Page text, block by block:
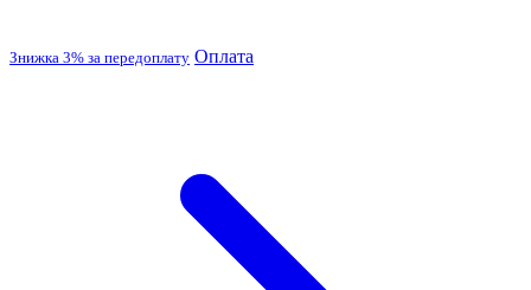
Знижка 3% за передоплату Оплата